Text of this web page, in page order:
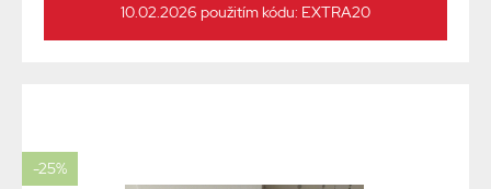
10.02.2026 použitím kódu: EXTRA20
-25%